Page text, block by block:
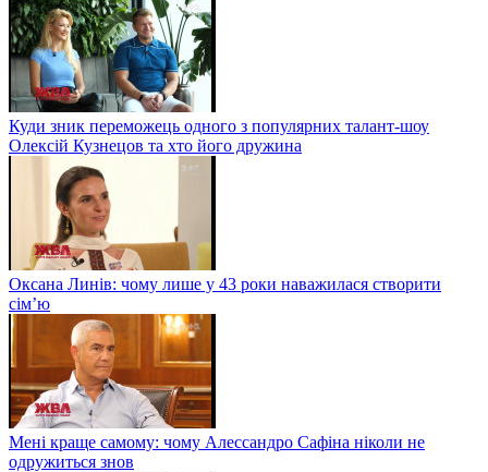
Куди зник переможець одного з популярних талант-шоу
Олексій Кузнецов та хто його дружина
Оксана Линів: чому лише у 43 роки наважилася створити
сім’ю
Мені краще самому: чому Алессандро Сафіна ніколи не
одружиться знов